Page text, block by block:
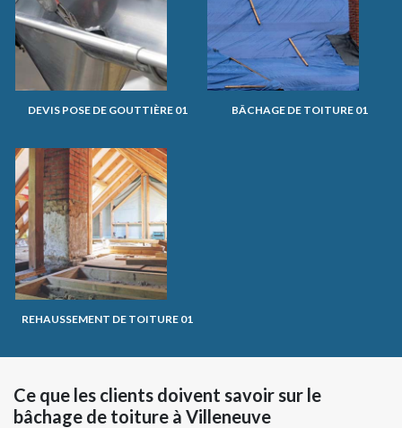
DEVIS POSE DE GOUTTIÈRE 01 BÂCHAGE DE TOITURE 01
REHAUSSEMENT DE TOITURE 01
Ce que les clients doivent savoir sur le
bâchage de toiture à Villeneuve